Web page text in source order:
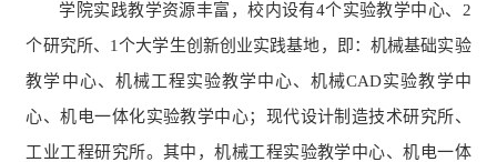
学院实践教学资源丰富，校内设有4个实验教学中心、2
个研究所、1个大学生创新创业实践基地，即：机械基础实验
教学中心、机械工程实验教学中心、机械CAD实验教学中
心、机电一体化实验教学中心；现代设计制造技术研究所、
工业工程研究所。其中，机械工程实验教学中心、机电一体